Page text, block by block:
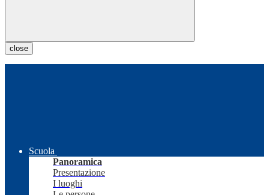
close
Scuola
Panoramica
Presentazione
I luoghi